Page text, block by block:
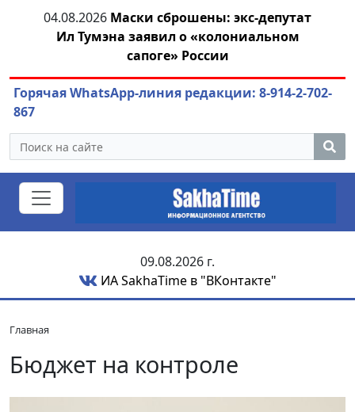
04.08.2026 Маски сброшены: экс-депутат
Ил Тумэна заявил о «колониальном
сапоге» России
Горячая WhatsApp-линия редакции: 8-914-2-702-
867
09.08.2026 г.
ИА SakhaTime в "ВКонтакте"
Главная
Бюджет на контроле